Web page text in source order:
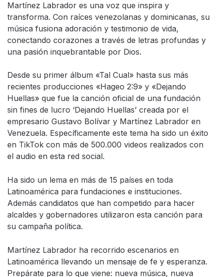
Martínez Labrador es una voz que inspira y
transforma. Con raíces venezolanas y dominicanas, su
música fusiona adoración y testimonio de vida,
conectando corazones a través de letras profundas y
una pasión inquebrantable por Dios.
Desde su primer álbum «Tal Cual» hasta sus más
recientes producciones «Hageo 2:9» y «Dejando
Huellas» que fue la canción oficial de una fundación
sin fines de lucro ‘Dejando Huellas’ creada por el
empresario Gustavo Bolívar y Martínez Labrador en
Venezuela. Específicamente este tema ha sido un éxito
en TikTok con más de 500.000 videos realizados con
el audio en esta red social.
Ha sido un lema en más de 15 países en toda
Latinoamérica para fundaciones e instituciones.
Además candidatos que han competido para hacer
alcaldes y gobernadores utilizaron esta canción para
su campaña política.
Martínez Labrador ha recorrido escenarios en
Latinoamérica llevando un mensaje de fe y esperanza.
Prepárate para lo que viene: nueva música, nueva